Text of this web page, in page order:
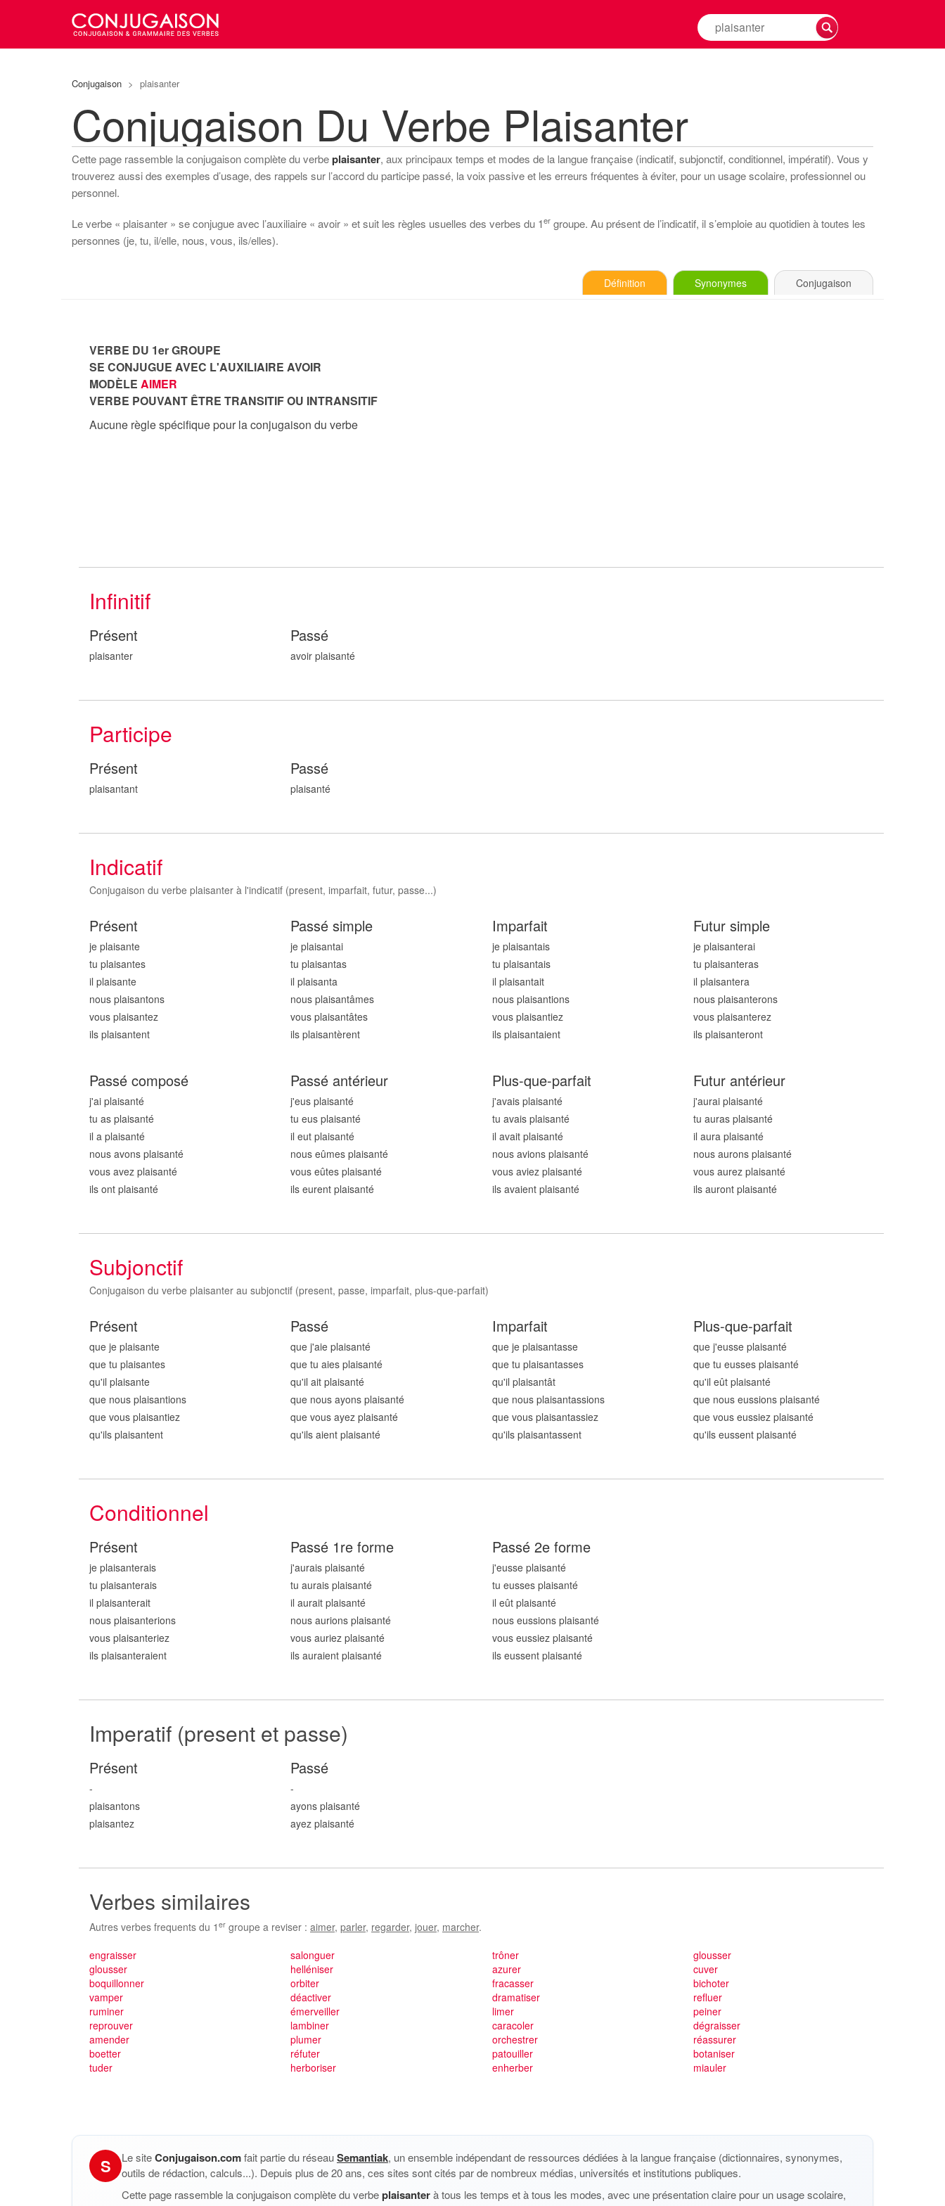
Rechercher
la
Conjugaison > plaisanter
Conjugaison Du Verbe Plaisanter
Cette page rassemble la conjugaison complète du verbeplaisanter, aux principaux temps et modes de la langue française (indicatif, subjonctif, conditionnel, impératif). Vous y
trouverez aussi des exemples d’usage, des rappels sur l’accord du participe passé, la voix passive et les erreurs fréquentes à éviter, pour un usage scolaire, professionnel ou
personnel.
Le verbe « plaisanter » se conjugue avec l’auxiliaire « avoir » et suit les règles usuelles des verbes du 1er groupe. Au présent de l’indicatif, il s’emploie au quotidien à toutes les
personnes (je, tu, il/elle, nous, vous, ils/elles).
Définition Synonymes Conjugaison
VERBE DU 1er GROUPE
SE CONJUGUE AVEC L'AUXILIAIRE AVOIR
MODÈLE AIMER
VERBE POUVANT ÊTRE TRANSITIF OU INTRANSITIF
Aucune règle spécifique pour la conjugaison du verbe
Infinitif
Présent
plaisanter
Passé
avoir plaisanté
Participe
Présent
plaisantant
Passé
plaisanté
Indicatif
Conjugaison du verbe plaisanter à l'indicatif (present, imparfait, futur, passe...)
Présent
je plaisante
tu plaisantes
il plaisante
nous plaisantons
vous plaisantez
ils plaisantent
Passé simple
je plaisantai
tu plaisantas
il plaisanta
nous plaisantâmes
vous plaisantâtes
ils plaisantèrent
Imparfait
je plaisantais
tu plaisantais
il plaisantait
nous plaisantions
vous plaisantiez
ils plaisantaient
Futur simple
je plaisanterai
tu plaisanteras
il plaisantera
nous plaisanterons
vous plaisanterez
ils plaisanteront
Passé composé
j'ai plaisanté
tu as plaisanté
il a plaisanté
nous avons plaisanté
vous avez plaisanté
ils ont plaisanté
Passé antérieur
j'eus plaisanté
tu eus plaisanté
il eut plaisanté
nous eûmes plaisanté
vous eûtes plaisanté
ils eurent plaisanté
Plus-que-parfait
j'avais plaisanté
tu avais plaisanté
il avait plaisanté
nous avions plaisanté
vous aviez plaisanté
ils avaient plaisanté
Futur antérieur
j'aurai plaisanté
tu auras plaisanté
il aura plaisanté
nous aurons plaisanté
vous aurez plaisanté
ils auront plaisanté
Subjonctif
Conjugaison du verbe plaisanter au subjonctif (present, passe, imparfait, plus-que-parfait)
Présent
que je plaisante
que tu plaisantes
qu'il plaisante
que nous plaisantions
que vous plaisantiez
qu'ils plaisantent
Passé
que j'aie plaisanté
que tu aies plaisanté
qu'il ait plaisanté
que nous ayons plaisanté
que vous ayez plaisanté
qu'ils aient plaisanté
Imparfait
que je plaisantasse
que tu plaisantasses
qu'il plaisantât
que nous plaisantassions
que vous plaisantassiez
qu'ils plaisantassent
Plus-que-parfait
que j'eusse plaisanté
que tu eusses plaisanté
qu'il eût plaisanté
que nous eussions plaisanté
que vous eussiez plaisanté
qu'ils eussent plaisanté
Conditionnel
Présent
je plaisanterais
tu plaisanterais
il plaisanterait
nous plaisanterions
vous plaisanteriez
ils plaisanteraient
Passé 1re forme
j'aurais plaisanté
tu aurais plaisanté
il aurait plaisanté
nous aurions plaisanté
vous auriez plaisanté
ils auraient plaisanté
Passé 2e forme
j'eusse plaisanté
tu eusses plaisanté
il eût plaisanté
nous eussions plaisanté
vous eussiez plaisanté
ils eussent plaisanté
Imperatif (present et passe)
Présent
-
plaisantons
plaisantez
Passé
-
ayons plaisanté
ayez plaisanté
Verbes similaires
Autres verbes frequents du 1 er groupe a reviser : aimer, parler, regarder, jouer, marcher.
engraisser
glousser
boquillonner
vamper
ruminer
reprouver
amender
boetter
tuder
salonguer
helléniser
orbiter
déactiver
émerveiller
lambiner
plumer
réfuter
herboriser
trôner
azurer
fracasser
dramatiser
limer
caracoler
orchestrer
patouiller
enherber
glousser
cuver
bichoter
refluer
peiner
dégraisser
réassurer
botaniser
miauler
S Le siteConjugaison.comfait partie du réseauSemantiak, un ensemble indépendant de ressources dédiées à la langue française (dictionnaires, synonymes,
outils de rédaction, calculs...). Depuis plus de 20 ans, ces sites sont cités par de nombreux médias, universités et institutions publiques.
Cette page rassemble la conjugaison complète du verbeplaisanterà tous les temps et à tous les modes, avec une présentation claire pour un usage scolaire,